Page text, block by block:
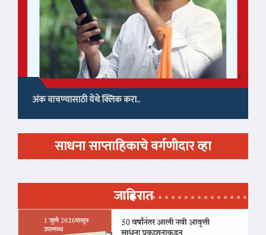
अंक वाचण्यासाठी येथे क्लिक करा..
साधना साप्ताहिकाचे वर्गणीदार व्हा
जाहिरात